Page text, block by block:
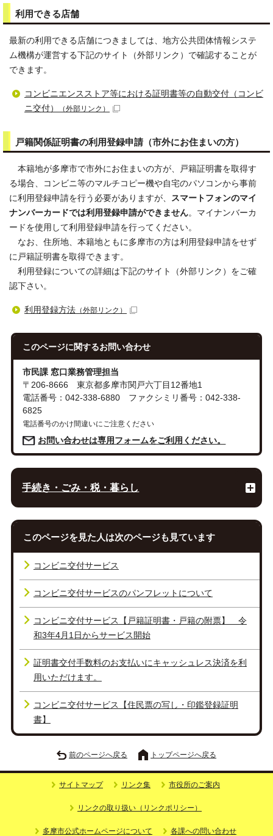
利用できる店舗
最新の利用できる店舗につきましては、地方公共団体情報システ
ム機構が運営する下記のサイト（外部リンク）で確認することが
できます。
コンビニエンスストア等における証明書等の自動交付（コンビ
ニ交付）
（外部リンク）
戸籍関係証明書の利用登録申請（市外にお住まいの方）
本籍地が多摩市で市外にお住まいの方が、戸籍証明書を取得す
る場合、コンビニ等のマルチコピー機や自宅のパソコンから事前
に利用登録申請を行う必要がありますが、 スマートフォンのマイ
ナンバーカードでは利用登録申請ができません。マイナンバーカ
ードを使用して利用登録申請を行ってください。
なお、住所地、本籍地ともに多摩市の方は利用登録申請をせず
に戸籍証明書を取得できます。
利用登録についての詳細は下記のサイト（外部リンク）をご確
認下さい。
利用登録方法 （外部リンク）
このページに関するお問い合わせ
市民課 窓口業務管理担当
〒206-8666 東京都多摩市関戸六丁目12番地1
電話番号：042-338-6880 ファクシミリ番号：042-338-
6825
電話番号のかけ間違いにご注意ください
お問い合わせは専用フォームをご利用ください。
手続き・ごみ・税・暮らし
このページを見た人は次のページも見ています
コンビニ交付サービス
コンビニ交付サービスのパンフレットについて
コンビニ交付サービス【戸籍証明書・戸籍の附票】 令
和3年4月1日からサービス開始
証明書交付手数料のお支払いにキャッシュレス決済を利
用いただけます。
コンビニ交付サービス【住民票の写し・印鑑登録証明
書】
前のページへ戻る トップページへ戻る
サイトマップ リンク集 市役所のご案内
リンクの取り扱い（リンクポリシー）
多摩市公式ホームページについて 各課への問い合わせ